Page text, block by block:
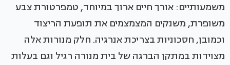
משמעותיים: אורך חיים ארוך במיוחד, טמפרטורת צבע
משופרת, משנקים המצמצמים את תופעת הריצוד
וכמובן, חסכוניות בצריכת אנרגיה. חלק מנורות אלה
מצוידות במתקן הברגה של בית מנורה רגיל וגם בעלות